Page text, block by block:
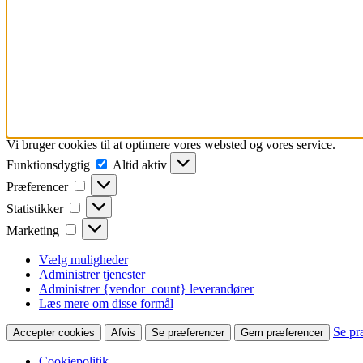
Vi bruger cookies til at optimere vores websted og vores service.
Funktionsdygtig
Funktionsdygtig
Altid aktiv
Præferencer
Præferencer
Statistikker Statistikker
Marketing Marketing
Vælg muligheder
Administrer tjenester
Administrer {vendor_count} leverandører
Læs mere om disse formål
Accepter cookies Afvis Se præferencer Gem præferencer Se